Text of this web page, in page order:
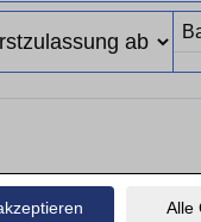
Alle
Finden Sie in Bad